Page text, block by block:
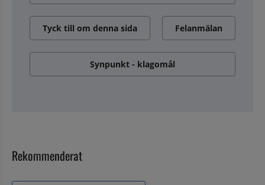
Tyck till om denna sida Felanmälan
Synpunkt - klagomål
Rekommenderat